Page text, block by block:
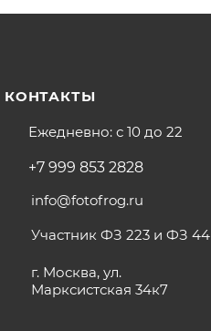
КОНТАКТЫ
Ежедневно: с 10 до 22
+7 999 853 2828
info@fotofrog.ru
Участник ФЗ 223 и ФЗ 44
г. Москва, ул.
Марксистская 34к7